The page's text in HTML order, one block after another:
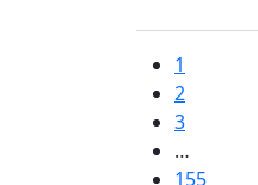
1
2
3
…
155